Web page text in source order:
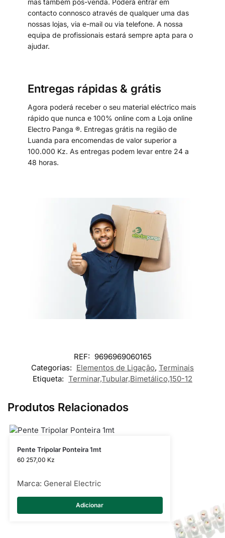
mas também pós-venda. Poderá entrar em
contacto connosco através de qualquer uma das
nossas lojas, via e-mail ou via telefone. A nossa
equipa de profissionais estará sempre apta para o
ajudar.
Entregas rápidas & grátis
Agora poderá receber o seu material eléctrico mais
rápido que nunca e 100% online com a Loja online
Electro Panga ®. Entregas grátis na região de
Luanda para encomendas de valor superior a
100.000 Kz. As entregas podem levar entre 24 a
48 horas.
REF: 9696969060165
Categorias: Elementos de Ligação, Terminais
Etiqueta: Terminar,Tubular,Bimetálico,150-12
Produtos Relacionados
Pente Tripolar Ponteira 1mt
60 257,00 Kz
Marca: General Electric
Adicionar